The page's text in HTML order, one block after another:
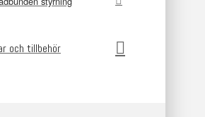
och tillbehör